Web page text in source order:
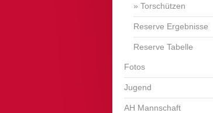
Torschützen
Reserve Ergebnisse
Reserve Tabelle
Fotos
Jugend
AH Mannschaft